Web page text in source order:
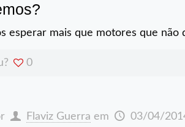
esperar mais que motores que não
0
Flaviz Guerra em 03/04/